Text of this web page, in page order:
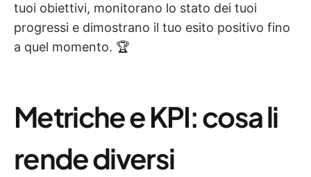
tuoi obiettivi, monitorano lo stato dei tuoi
progressi e dimostrano il tuo esito positivo fino
a quel momento. 🏆
Metriche e KPI: cosa li
rende diversi